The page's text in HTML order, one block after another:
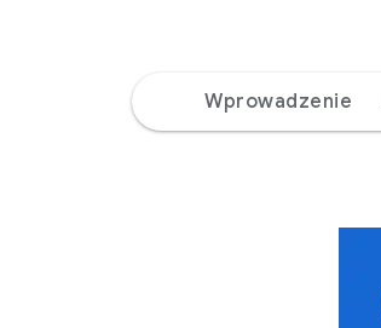
Wprowadzenie